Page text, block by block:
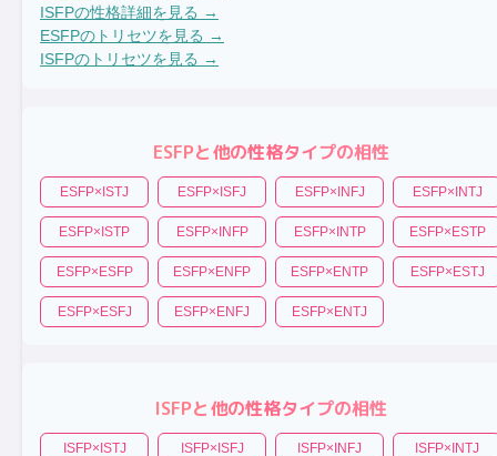
ISFPの性格詳細を見る →
ESFPのトリセツを見る →
ISFPのトリセツを見る →
ESFPと他の性格タイプの相性
ESFP× ISTJ ESFP× ISFJ ESFP× INFJ ESFP× INTJ
ESFP× ISTP ESFP× INFP ESFP× INTP ESFP× ESTP
ESFP× ESFP ESFP× ENFP ESFP× ENTP ESFP× ESTJ
ESFP× ESFJ ESFP× ENFJ ESFP× ENTJ
ISFPと他の性格タイプの相性
ISFP× ISTJ ISFP× ISFJ ISFP× INFJ ISFP× INTJ